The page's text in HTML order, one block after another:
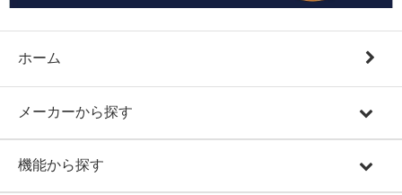
ホーム
メーカーから探す
機能から探す